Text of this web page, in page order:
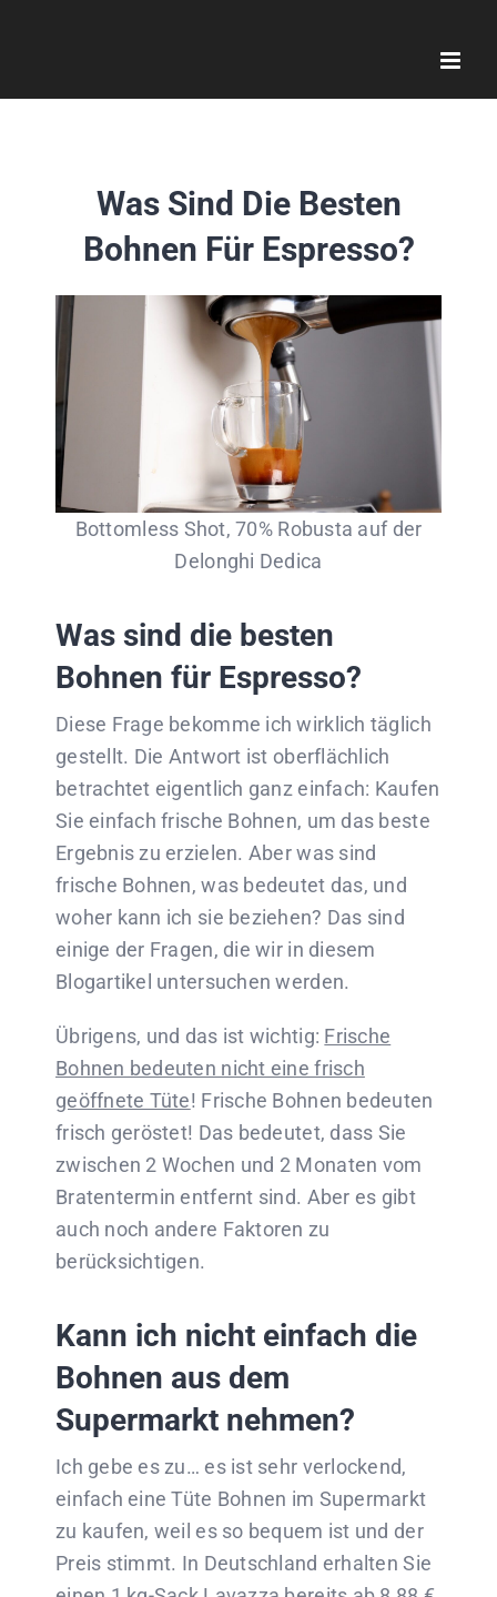
Was Sind Die Besten
Bohnen Für Espresso?
Bottomless Shot, 70% Robusta auf der
Delonghi Dedica
Was sind die besten
Bohnen für Espresso?
Diese Frage bekomme ich wirklich täglich
gestellt. Die Antwort ist oberflächlich
betrachtet eigentlich ganz einfach: Kaufen
Sie einfach frische Bohnen, um das beste
Ergebnis zu erzielen. Aber was sind
frische Bohnen, was bedeutet das, und
woher kann ich sie beziehen? Das sind
einige der Fragen, die wir in diesem
Blogartikel untersuchen werden.
Übrigens, und das ist wichtig: Frische
Bohnen bedeuten nicht eine frisch
geöffnete Tüte! Frische Bohnen bedeuten
frisch geröstet! Das bedeutet, dass Sie
zwischen 2 Wochen und 2 Monaten vom
Bratentermin entfernt sind. Aber es gibt
auch noch andere Faktoren zu
berücksichtigen.
Kann ich nicht einfach die
Bohnen aus dem
Supermarkt nehmen?
Ich gebe es zu… es ist sehr verlockend,
einfach eine Tüte Bohnen im Supermarkt
zu kaufen, weil es so bequem ist und der
Preis stimmt. In Deutschland erhalten Sie